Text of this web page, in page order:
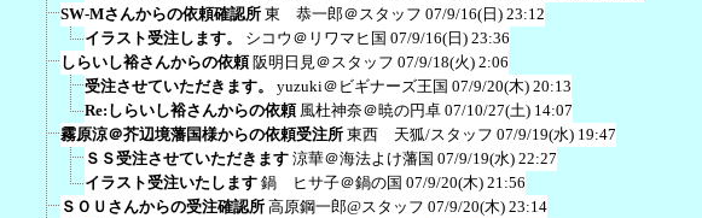
SW-Mさんからの依頼確認所 東 恭一郎＠スタッフ 07/9/16(日) 23:12
イラスト受注します。
シコウ＠リワマヒ国 07/9/16(日) 23:36
しらいし裕さんからの依頼 阪明日見＠スタッフ 07/9/18(火) 2:06
受注させていただきます。
yuzuki＠ビギナーズ王国 07/9/20(木) 20:13
Re:しらいし裕さんからの依頼 風杜神奈＠暁の円卓 07/10/27(土) 14:07
霧原涼＠芥辺境藩国様からの依頼受注所 東西 天狐/スタッフ 07/9/19(水) 19:47
ＳＳ受注させていただきます 涼華＠海法よけ藩国 07/9/19(水) 22:27
イラスト受注いたします 鍋 ヒサ子＠鍋の国 07/9/20(木) 21:56
ＳＯＵさんからの受注確認所 高原鋼一郎@スタッフ 07/9/20(木) 23:14